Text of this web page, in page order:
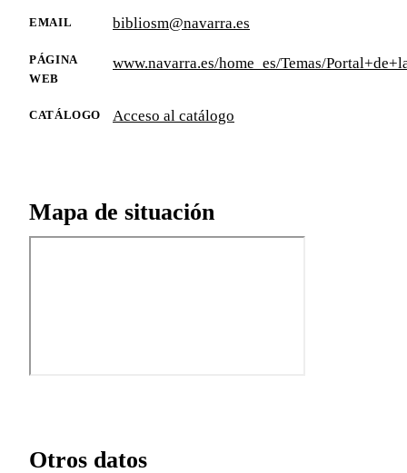
EMAIL bibliosm@navarra.es
PÁGINA
WEB
www.navarra.es/home_es/Temas/
CATÁLOGO Acceso al catálogo
Mapa de situación
Otros datos